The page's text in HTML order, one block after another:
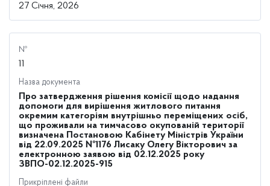
27 Січня, 2026
№
11
Назва документа
Про затвердження рішення комісії щодо надання
допомоги для вирішення житлового питання
окремим категоріям внутрішньо переміщених осіб,
що проживали на тимчасово окупованій території
визначена Постановою Кабінету Міністрів України
від 22.09.2025 №1176 Лисаку Олегу Вікторович за
електронною заявою від 02.12.2025 року
ЗВПО-02.12.2025-915
Прикріплені файли